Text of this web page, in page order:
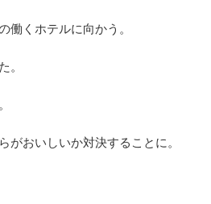
働くホテルに向かう。
。
おいしいか対決することに。